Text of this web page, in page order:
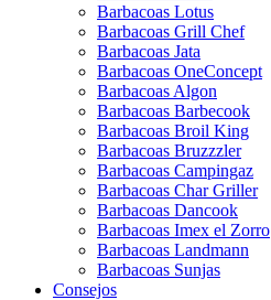
Barbacoas Lotus
Barbacoas Grill Chef
Barbacoas Jata
Barbacoas OneConcept
Barbacoas Algon
Barbacoas Barbecook
Barbacoas Broil King
Barbacoas Bruzzzler
Barbacoas Campingaz
Barbacoas Char Griller
Barbacoas Dancook
Barbacoas Imex el Zorro
Barbacoas Landmann
Barbacoas Sunjas
Consejos